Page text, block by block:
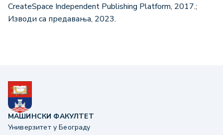
CreateSpace Independent Publishing Platform, 2017.;
Изводи са предавања, 2023.
МАШИНСКИ ФАКУЛТЕТ
Универзитет у Београду